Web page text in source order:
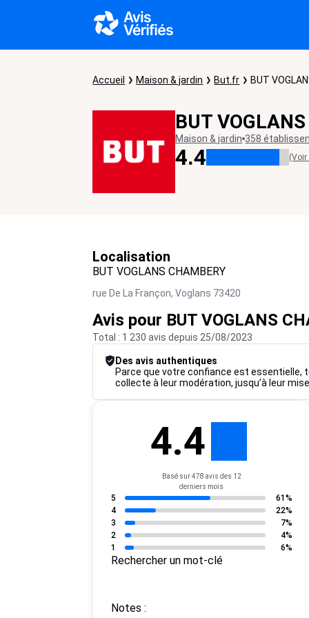
Accueil Maison & jardin But.fr BUT
BUT
Maison & jardin 358
4.4 (Voir
Localisation
BUT VOGLANS CHAMBERY
rue De La Françon, Voglans 73420
Avis pour BUT VOGLANS
Total : 1 230 avis depuis 25/08/2023
Des avis authentiques
Parce que votre confiance est essentielle,
collecte à leur modération, jusqu’à leur
4.4
Basé sur 478 avis des 12
derniers mois
5
61%
4
22%
3
7%
2
4%
1
6%
Rechercher un mot-clé
Notes :